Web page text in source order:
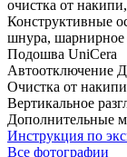
очистка от
Конструктивные
шнура,
Подошва UniCera
Автоотключение
Очистка от накипи
Вертикальное
Дополнительные
Инструкция по
Все фотографии